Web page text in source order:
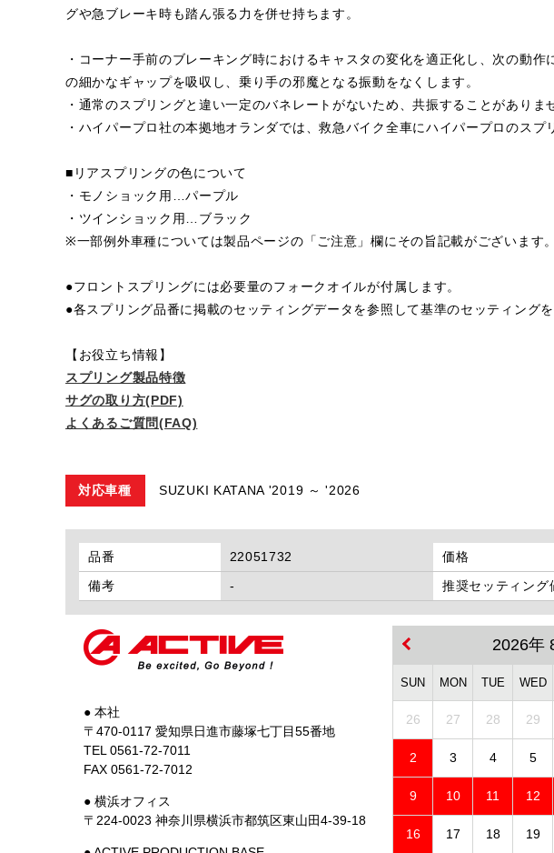
グや急ブレーキ時も踏ん張る力を併せ持ちます。
・コーナー手前のブレーキング時におけるキャスタの変化を適正化し、次の動
の細かなギャップを吸収し、乗り手の邪魔となる振動をなくします。
・通常のスプリングと違い一定のバネレートがないため、共振することがありま
・ハイパープロ社の本拠地オランダでは、救急バイク全車にハイパープロのスプ
■リアスプリングの色について
・モノショック用…パープル
・ツインショック用…ブラック
※一部例外車種については製品ページの「ご注意」欄にその旨記載がございます。
●フロントスプリングには必要量のフォークオイルが付属します。
●各スプリング品番に掲載のセッティングデータを参照して基準のセッティングを
【お役立ち情報】
スプリング製品特徴
サグの取り方(PDF)
よくあるご質問(FAQ)
対応車種 SUZUKI KATANA '2019 ～ '2026
品番 22051732 価格
備考
- 推奨セッティング
● 本社
〒470-0117 愛知県日進市藤塚七丁目55番地
TEL 0561-72-7011
FAX 0561-72-7012
● 横浜オフィス
〒224-0023 神奈川県横浜市都筑区東山田4-39-18
2026年
SUN MON TUE WED
26 27 28 29
2 3 4 5
9 10 11 12
16 17 18 19